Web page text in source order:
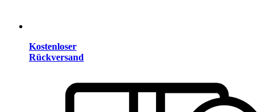
Kostenloser
Rückversand